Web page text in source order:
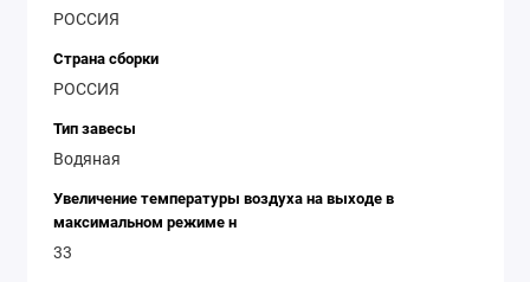
РОССИЯ
Страна сборки
РОССИЯ
Тип завесы
Водяная
Увеличение температуры воздуха на выходе в
максимальном режиме н
33